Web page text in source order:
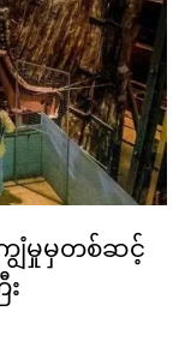
ကျွံမှုမှတစ်ဆင့်